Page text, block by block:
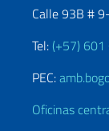
Calle 93B #
Tel: (+57)
PEC:
Oficinas